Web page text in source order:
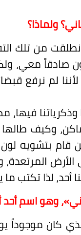
ولماذا؟
من تلك
صادقاً معي،
لم نرفع
فيها،
وكيف
قام بتشويه
أحد، لذا تكتب
اسم أحد
كان موجوداً